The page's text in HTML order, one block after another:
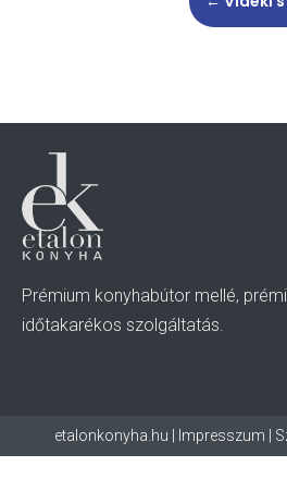
Prémium konyhabútor mellé,
időtakarékos szolgáltatás.
etalonkonyha.hu | Impresszum